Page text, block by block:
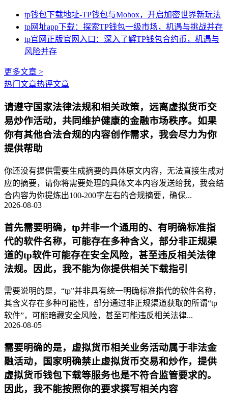
tp钱包下载地址-TP钱包与Mobox，开启加密世界新玩法
tp网址app下载：探索TP钱包一级市场，机遇与挑战并存
tp官网正版官网入口：深入了解TP钱包合约币，机遇与
风险并存
更多文章 >
热门文章热评文章
请遵守国家法律法规和相关政策，远离虚拟货币交
易炒作活动，共同维护健康的金融市场秩序。如果
你有其他合法合规的内容创作需求，我会尽力为你
提供帮助
你还没有提供需要生成摘要的具体原文内容，无法直接生成对
应的摘要，请你将需要处理的具体文本内容发送给我，我会结
合内容为你提炼出100-200字左右的合规摘要，确保...
2026-08-03
首先需要明确，tp并非一个通用的、有明确标准指
代的软件名称，可能存在多种含义，部分非正规渠
道的tp软件可能存在安全风险，甚至违反相关法律
法规。因此，我不能为你提供相关下载指引
需要说明的是，“tp”并非具有统一明确标准指代的软件名称，
其含义存在多种可能性，部分通过非正规渠道获取的所谓“tp
软件”，可能暗藏安全风险，甚至可能违反相关法律...
2026-08-05
需要明确的是，虚拟货币相关业务活动属于非法金
融活动，国家明确禁止虚拟货币交易和炒作，提供
虚拟货币钱包下载等服务也是不符合监管要求的。
因此，我不能按照你的要求撰写相关内容